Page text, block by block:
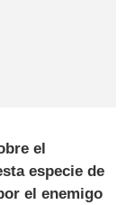
el
especie de
el enemigo